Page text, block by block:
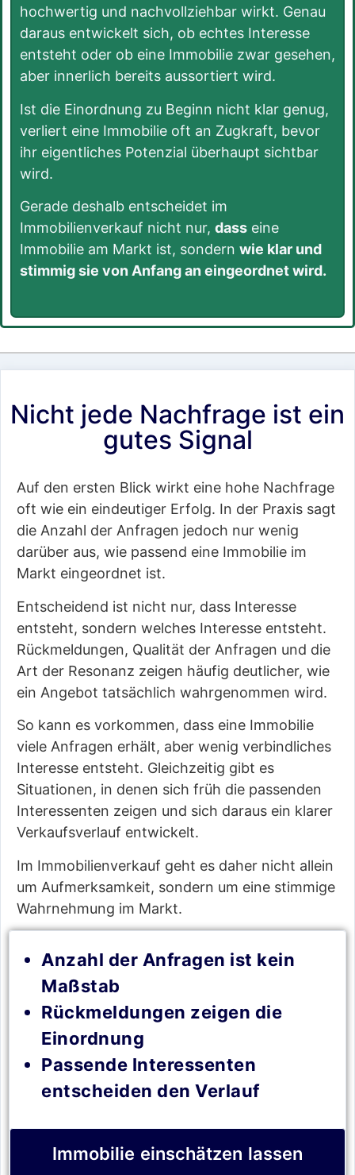
hochwertig und nachvollziehbar wirkt. Genau
daraus entwickelt sich, ob echtes Interesse
entsteht oder ob eine Immobilie zwar gesehen,
aber innerlich bereits aussortiert wird.
Ist die Einordnung zu Beginn nicht klar genug,
verliert eine Immobilie oft an Zugkraft, bevor
ihr eigentliches Potenzial überhaupt sichtbar
wird.
Gerade deshalb entscheidet im
Immobilienverkauf nicht nur, dass eine
Immobilie am Markt ist, sondern wie klar und
stimmig sie von Anfang an eingeordnet wird.
Nicht jede Nachfrage ist ein
gutes Signal
Auf den ersten Blick wirkt eine hohe Nachfrage
oft wie ein eindeutiger Erfolg. In der Praxis sagt
die Anzahl der Anfragen jedoch nur wenig
darüber aus, wie passend eine Immobilie im
Markt eingeordnet ist.
Entscheidend ist nicht nur, dass Interesse
entsteht, sondern welches Interesse entsteht.
Rückmeldungen, Qualität der Anfragen und die
Art der Resonanz zeigen häufig deutlicher, wie
ein Angebot tatsächlich wahrgenommen wird.
So kann es vorkommen, dass eine Immobilie
viele Anfragen erhält, aber wenig verbindliches
Interesse entsteht. Gleichzeitig gibt es
Situationen, in denen sich früh die passenden
Interessenten zeigen und sich daraus ein klarer
Verkaufsverlauf entwickelt.
Im Immobilienverkauf geht es daher nicht allein
um Aufmerksamkeit, sondern um eine stimmige
Wahrnehmung im Markt.
Anzahl der Anfragen ist kein
Maßstab
Rückmeldungen zeigen die
Einordnung
Passende Interessenten
entscheiden den Verlauf
Immobilie einschätzen lassen